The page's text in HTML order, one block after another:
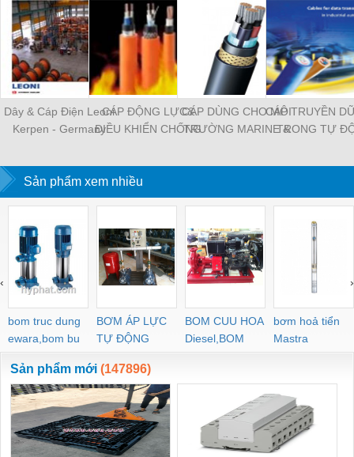
Dây & Cáp Điện Leoni
Kerpen - Germany
CÁP ĐỘNG LỰC&
ĐIỀU KHIỂN CHỐNG
CÁP DÙNG CHO MÔI
TRƯỜNG MARINE &
CÁP TRUYỀN
TRONG TỰ
Sản phẩm xem nhiều
bom truc dung
ewara,bom bu
ewara
BƠM ÁP LỰC
TỰ ĐỘNG
BOM CUU HOA
Diesel,BOM
CHUA CHAY
bơm hoả tiển
Mastra
‹ ›
Sản phẩm mới (147896)